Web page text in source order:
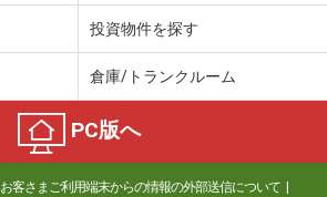
投資物件を探す
倉庫/トランクルーム
PC版へ
お客さまご利用端末からの情報の外部送信について